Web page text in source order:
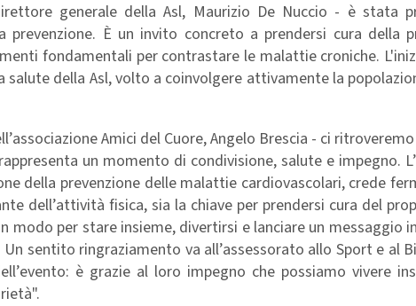
generale della Asl, Maurizio De Nuccio - è stata
prevenzione. È un invito concreto a prendersi cura della
fondamentali per contrastare le malattie croniche.
della Asl, volto a coinvolgere attivamente la
Amici del Cuore, Angelo Brescia - ci
un momento di condivisione, salute e impegno.
della prevenzione delle malattie cardiovascolari, crede
dell’attività fisica, sia la chiave per prendersi cura del
modo per stare insieme, divertirsi e lanciare un messaggio
sentito ringraziamento va all’assessorato allo Sport e al
è grazie al loro impegno che possiamo vivere